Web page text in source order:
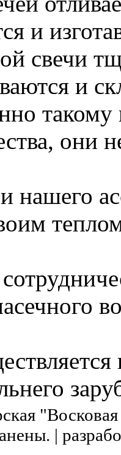
и
свечи
и
они
нашего
|